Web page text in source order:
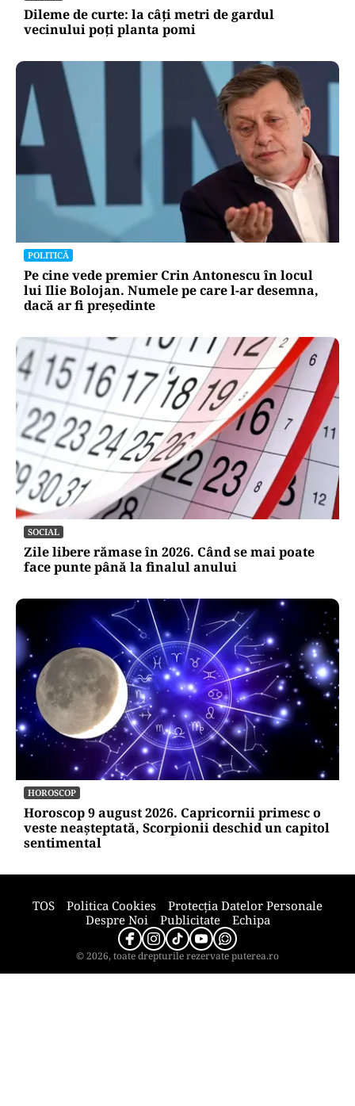
Dileme de curte: la câți metri de gardul
vecinului poți planta pomi
POLITICĂ
Pe cine vede premier Crin Antonescu în locul
lui Ilie Bolojan. Numele pe care l-ar desemna,
dacă ar fi președinte
SOCIAL
Zile libere rămase în 2026. Când se mai poate
face punte până la finalul anului
HOROSCOP
Horoscop 9 august 2026. Capricornii primesc o
veste neașteptată, Scorpionii deschid un capitol
sentimental
TOS Politica Cookies
Protecția Datelor Personale
Despre Noi
Publicitate Echipa
© 2026, toate drepturile rezervate puterea.ro